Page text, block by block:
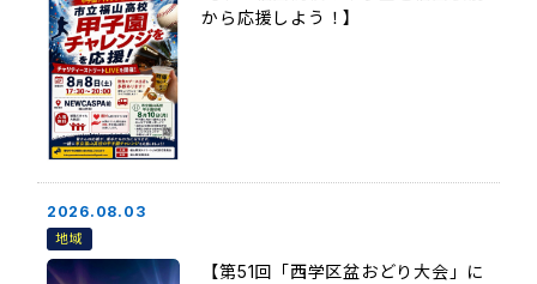
から応援しよう！】
2026.08.03
地域
【第51回「西学区盆おどり大会」に